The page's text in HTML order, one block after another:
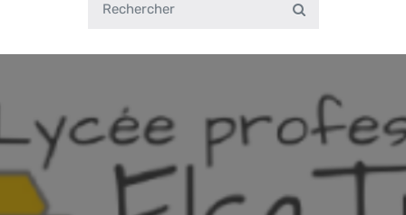
for:
Search